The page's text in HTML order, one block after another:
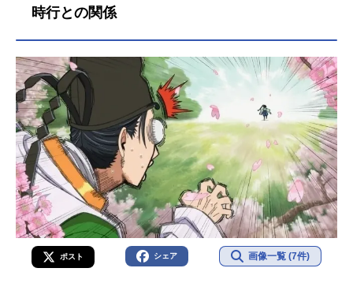
時行との関係
ポスト シェア 画像一覧 (7件)